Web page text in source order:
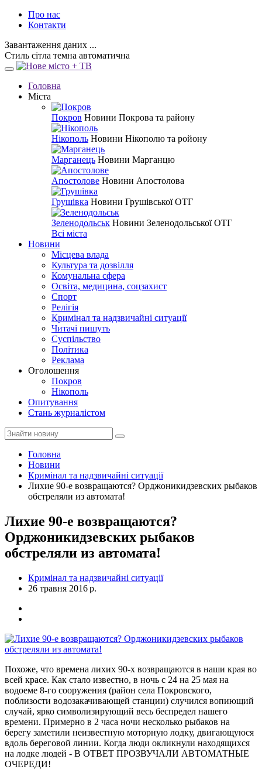
Про нас
Контакти
Завантаження даних ...
Стиль сітла темна автоматична
Головна
Міста
Покров Новини Покрова та району
Нікополь Новини Нікополю та ройону
Марганець Новини Марганцю
Апостолове Новини Апостолова
Грушівка Новини Грушівської ОТГ
Зеленодольськ Новини Зеленодольської ОТГ
Всі міста
Новини
Місцева влада
Культура та дозвілля
Комунальна сфера
Освіта, медицина, соцзахист
Спорт
Релігія
Кримінал та надзвичайні ситуації
Читачі пишуть
Суспільство
Політика
Реклама
Оголошення
Покров
Нікополь
Опитування
Стань журналістом
Головна
Новини
Кримінал та надзвичайні ситуації
Лихие 90-е возвращаются? Орджоникидзевских рыбаков
обстреляли из автомата!
Лихие 90-е возвращаются?
Орджоникидзевских рыбаков
обстреляли из автомата!
Кримінал та надзвичайні ситуації
26 травня 2016 р.
Похоже, что времена лихих 90-х возвращаются в наши края во
всей красе. Как стало известно, в ночь с 24 на 25 мая на
водоеме 8-го сооружения (район села Покровского,
поблизости водозакачивающей станции) случился вопиющий
случай, ярко символизирующий весь беспредел нашего
времени. Примерно в 2 часа ночи несколько рыбаков на
берегу заметили неизвестную моторную лодку, двигающуюся
вдоль береговой линии. Когда люди окликнули находящихся
на лодке людей - В ОТВЕТ ПРОЗВУЧАЛИ АВТОМАТНЫЕ
ОЧЕРЕДИ!